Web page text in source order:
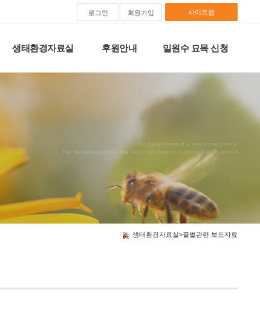
로그인 회원가입 사이트맵
생태환경자료실 후원안내 밀원수 묘목 신청
We have created a awesome theme
Far far away,behind the word mountains, far from the countries
생태환경자료실>꿀벌관련 보도자료